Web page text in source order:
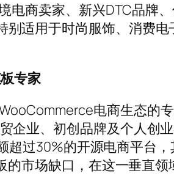
电商卖家、新兴DTC品牌
适用于时尚服饰、消费
专家
电商生态的
企业、初创品牌及个人创
过30%的开源电商平台
市场缺口，在这一垂直领